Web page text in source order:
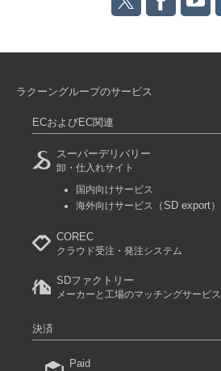
ラクーングループのサービス
ECおよびEC関連
スーパーデリバリー
卸・仕入れサイト
国内向けサービス
海外向けサービス
（SD export）
COREC
クラウド受注・発注システム
SDファクトリー
メーカーと工場のマッチングサービス
決済
Paid